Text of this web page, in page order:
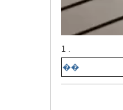
1 .
��